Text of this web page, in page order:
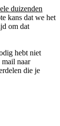
duizenden
kans dat we het
om dat
hebt niet
mail naar
die je